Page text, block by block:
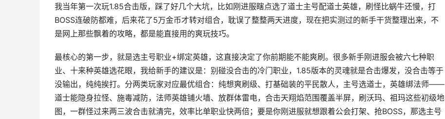
我当年第一次玩1.85合击版，踩了好几个大坑，比如刚进服瞎点选了道士主号配道士英雄，刷怪比蜗牛还慢，打
BOSS连破防都难，后来花了5万金币才转对组合，耽误了整整两天进度，现在把实测过的新手干货整理出来，不
是网上那些飘着的攻略，都是能直接用的爽玩技巧。
最核心的第一步，就是选主号职业+绑定英雄，这直接决定了你前期能不能爽刷。很多新手刚进服会被六七种职
业、十来种英雄选花眼，我给新手的建议是：别碰没合击的冷门职业，1.85版本的灵魂就是合击爆发，没合击等于
没输出，纯纯挨打。分两类玩家对应最优组合：纯想爽刷级、打基础装的平民散人，主号选道士，英雄绑法师——
道士能隐身拉怪、施毒减防，法师英雄铺火墙、放群体雷电，合击天翔焰范围覆盖半屏，刷沃玛、祖玛这些初级地
图，一群怪过来两三波合击就清完，效率比单职业快两倍；要是你刚进服就想跟着公会打架、抢BOSS，那选主号